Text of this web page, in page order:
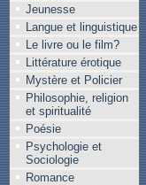
Jeunesse
Langue et linguistique
Le livre ou le film?
Littérature érotique
Mystère et Policier
Philosophie, religion
et spiritualité
Poésie
Psychologie et
Sociologie
Romance